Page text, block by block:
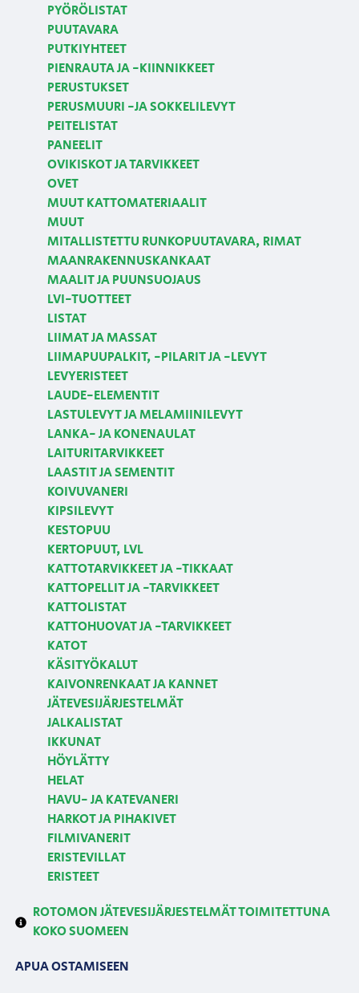
PYÖRÖLISTAT
PUUTAVARA
PUTKIYHTEET
PIENRAUTA JA -KIINNIKKEET
PERUSTUKSET
PERUSMUURI -JA SOKKELILEVYT
PEITELISTAT
PANEELIT
OVIKISKOT JA TARVIKKEET
OVET
MUUT KATTOMATERIAALIT
MUUT
MITALLISTETTU RUNKOPUUTAVARA, RIMAT
MAANRAKENNUSKANKAAT
MAALIT JA PUUNSUOJAUS
LVI-TUOTTEET
LISTAT
LIIMAT JA MASSAT
LIIMAPUUPALKIT, -PILARIT JA -LEVYT
LEVYERISTEET
LAUDE-ELEMENTIT
LASTULEVYT JA MELAMIINILEVYT
LANKA- JA KONENAULAT
LAITURITARVIKKEET
LAASTIT JA SEMENTIT
KOIVUVANERI
KIPSILEVYT
KESTOPUU
KERTOPUUT, LVL
KATTOTARVIKKEET JA -TIKKAAT
KATTOPELLIT JA -TARVIKKEET
KATTOLISTAT
KATTOHUOVAT JA -TARVIKKEET
KATOT
KÄSITYÖKALUT
KAIVONRENKAAT JA KANNET
JÄTEVESIJÄRJESTELMÄT
JALKALISTAT
IKKUNAT
HÖYLÄTTY
HELAT
HAVU- JA KATEVANERI
HARKOT JA PIHAKIVET
FILMIVANERIT
ERISTEVILLAT
ERISTEET
ROTOMON JÄTEVESIJÄRJESTELMÄT TOIMITETTUNA
KOKO SUOMEEN
APUA OSTAMISEEN